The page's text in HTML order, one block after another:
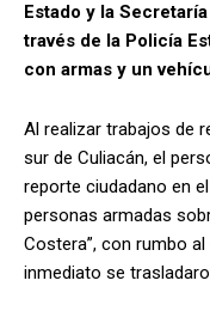
Estado y la
través de la Policía
con armas y un
Al realizar trabajos de
sur de Culiacán, el
reporte ciudadano en
personas armadas
Costera”, con rumbo
inmediato se